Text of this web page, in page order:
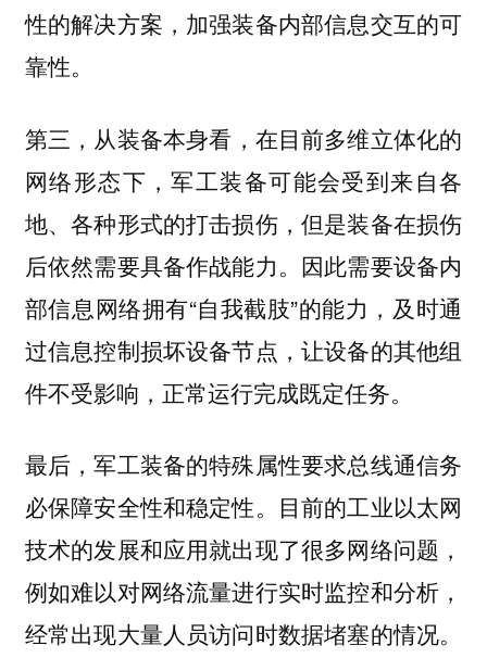
性的解决方案，加强装备内部信息交互的可
靠性。
第三，从装备本身看 ，在目前多维立体化的
网络形态下，军工装备可能会受到来自各
地、各种形式的打击损伤，但是装备在损伤
后依然需要具备作战能力。因此需要设备内
部信息网络拥有“自我截肢”的能力，及时通
过信息控制损坏设备节点，让设备的其他组
件不受影响，正常运行完成既定任务。
最后，军工装备的特殊属性要求总线通信务
必保障安全性和稳定性。目前的工业以太网
技术的发展和应用就出现了很多网络问题，
例如难以对网络流量进行实时监控和分析，
经常出现大量人员访问时数据堵塞的情况。